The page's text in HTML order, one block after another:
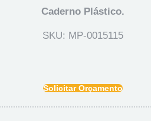
Caderno Plástico.
SKU: MP-0015115
Solicitar Orçamento